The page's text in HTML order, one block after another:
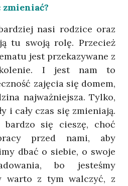
zmieniać?
nasi rodzice oraz
tu swoją rolę. Przecież
jest przekazywane z
I jest nam to
zajęcia się domem,
najważniejsza. Tylko,
i cały czas się zmieniają.
bardzo się cieszę, choć
przed nami, aby
dbać o siebie, o swoje
bo jesteśmy
warto z tym walczyć, z